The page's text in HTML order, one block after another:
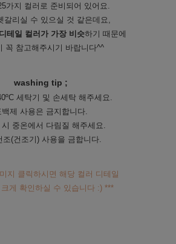
가지 컬러로 준비되어 있어요.
갈리실 수 있으실 것 같은데요,
테일 컬러가 가장 비슷하기 때문에
꼭 참고해주시기 바랍니다^^
washing tip ;
세탁기 및 손세탁 해주세요.
백제 사용은 금지합니다.
시 중온에서 다림질 해주세요.
조(건조기) 사용을 금합니다.
지 클릭하시면 해당 컬러 디테일
게 확인하실 수 있습니다 :) ***